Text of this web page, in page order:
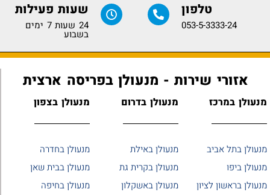
טלפון
053-5-3333-24
שעות פעילות
24 שעות 7 ימים
בשבוע
אזורי שירות - מנעולן בפריסה ארצית
מנעולן במרכז
מנעולן בתל אביב
מנעולן ביפו
מנעולן בראשון לציון
מנעולן בדרום
מנעולן באילת
מנעולן בקרית גת
מנעולן באשקלון
מנעולן בצפון
מנעולן בחדרה
מנעולן בבית שאן
מנעולן בחיפה